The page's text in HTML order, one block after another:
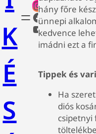
K
É
S
hány főre
ünnepi
kedvence
imádni ezt a
Tippek és
Ha
diós
csipetnyi